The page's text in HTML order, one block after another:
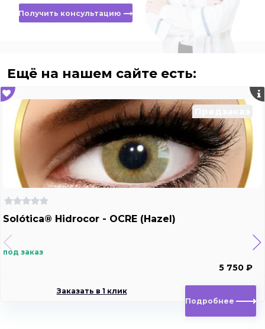
Получить консультацию
Ещё на нашем сайте есть:
Solótica® Hidrocor - OCRE (Hazel)
под заказ
5 750 ₽
Заказать в 1 клик
Подробнее